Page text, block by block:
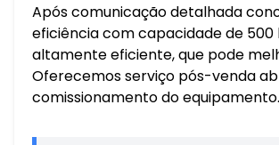
Após comunicação detalhada
eficiência com capacidade de
altamente eficiente, que pode
Oferecemos serviço pós-venda
comissionamento do equipamento.